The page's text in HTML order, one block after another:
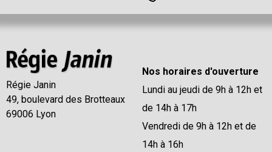
Régie Janin
49, boulevard des Brotteaux
69006 Lyon
Nos horaires d'ouverture
Lundi au jeudi de 9h à 12h et
de 14h à 17h
Vendredi de 9h à 12h et de
14h à 16h